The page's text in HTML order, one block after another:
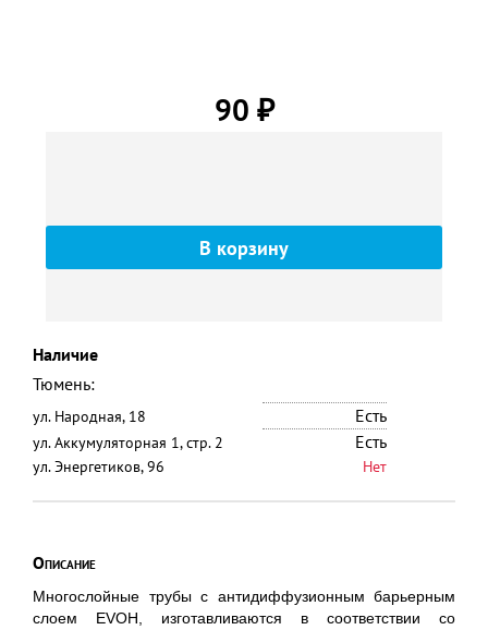
90 ₽
Наличие
Тюмень:
ул. Народная, 18 Есть
ул. Аккумуляторная 1, стр. 2 Есть
ул. Энергетиков, 96 Нет
Описание
Многослойные трубы с антидиффузионным барьерным
слоем EVOH, изготавливаются в соответствии со